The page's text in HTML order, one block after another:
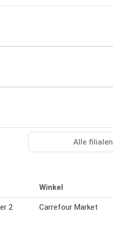
Alle filialen
Winkel
2
Carrefour Market